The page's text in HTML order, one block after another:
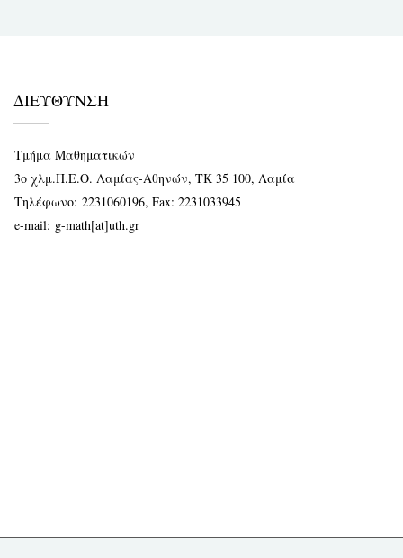
ΔΙΕΥΘΥΝΣΗ
Τμήμα Μαθηματικών
3ο χλμ.Π.Ε.Ο. Λαμίας-Αθηνών, ΤΚ 35 100, Λαμία
Τηλέφωνο: 2231060196, Fax: 2231033945
e-mail: g-math[at]uth.gr